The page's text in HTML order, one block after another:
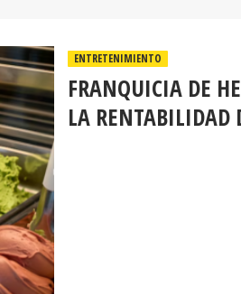
ENTRETENIMIENTO
FRANQUICIA DE
LA RENTABILIDAD